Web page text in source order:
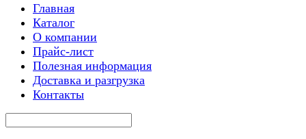
Главная
Каталог
О компании
Прайс-лист
Полезная информация
Доставка и разгрузка
Контакты